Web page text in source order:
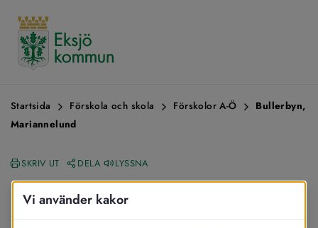
Vi använder kakor
Startsida Förskola och skola Förskolor A-Ö
Bullerbyn,
Mariannelund
SKRIV UT DELA LYSSNA
Förskolan Bullerbyn